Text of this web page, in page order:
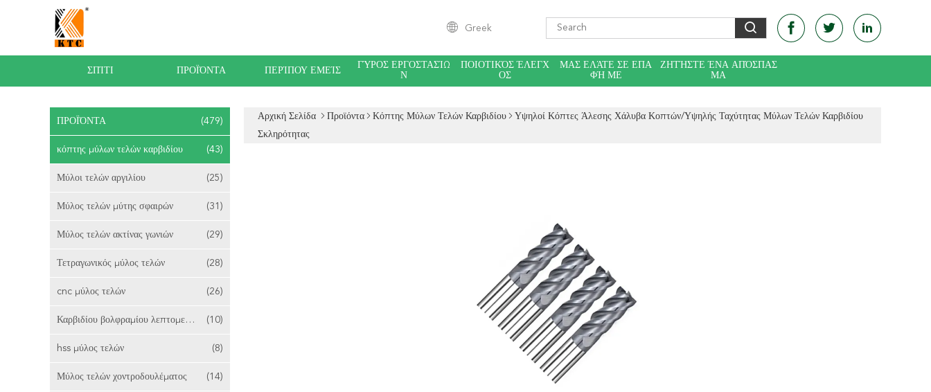
Greek
ΣΠΊΤΙ ΠΡΟΪΌΝΤΑ ΠΕΡΊΠΟΥ ΕΜΕΊΣ
ΓΎΡΟΣ ΕΡΓΟΣΤΑΣΊΩ
Ν
ΠΟΙΟΤΙΚΌΣ ΈΛΕΓΧ
ΟΣ
ΜΑΣ ΕΛΆΤΕ ΣΕ ΕΠΑ
ΦΉ ΜΕ
ΖΗΤΉΣΤΕ ΈΝΑ ΑΠΌΣΠΑΣ
ΜΑ
ΠΡΟΪΌΝΤΑ (479)
κόπτης μύλων τελών καρβιδίου (43)
Μύλοι τελών αργιλίου (25)
Μύλος τελών μύτης σφαιρών (31)
Μύλος τελών ακτίνας γωνιών (29)
Τετραγωνικός μύλος τελών (28)
cnc μύλος τελών (26)
Καρβιδίου βολφραμίου λεπτομερειών Bits (10)
hss μύλος τελών (8)
Μύλος τελών χοντροδουλέματος (14)
Αρχική Σελίδα Προϊόντα Κόπτης Μύλων Τελών Καρβιδίου
Υψηλοί Κόπτες Άλεσης Χάλυβα Κοπτών/υψηλής Ταχύτητας Μύλων Τελών Καρβιδίου
Σκληρότητας